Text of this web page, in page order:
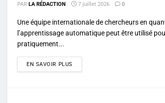
PAR LA RÉDACTION 7 juillet 2026 0
Une équipe internationale de chercheurs en
l’apprentissage automatique peut être utilisé
pratiquement...
EN SAVOIR PLUS